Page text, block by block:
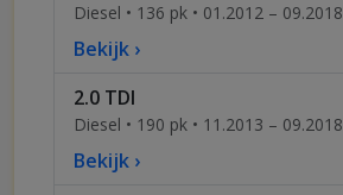
Diesel • 136 pk • 01.2012 – 09.2018
Bekijk ›
2.0 TDI
Diesel • 190 pk • 11.2013 – 09.2018
Bekijk ›